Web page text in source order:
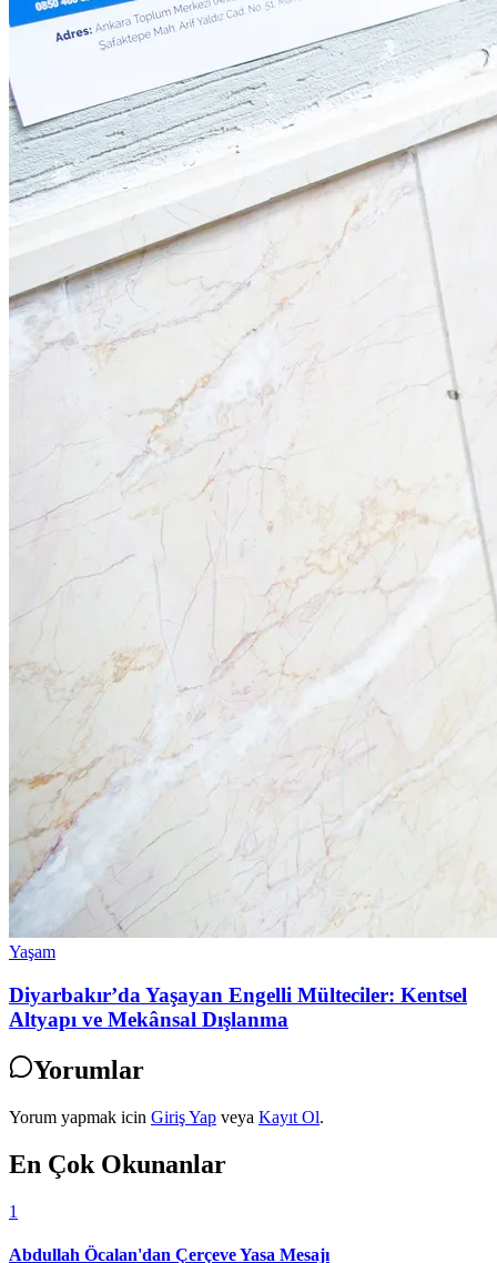
Yaşam
Diyarbakır’da Yaşayan Engelli Mülteciler: Kentsel
Altyapı ve Mekânsal Dışlanma
Yorumlar
Yorum yapmak icin Giriş Yap veya Kayıt Ol.
En Çok Okunanlar
1
Abdullah Öcalan'dan Çerçeve Yasa Mesajı